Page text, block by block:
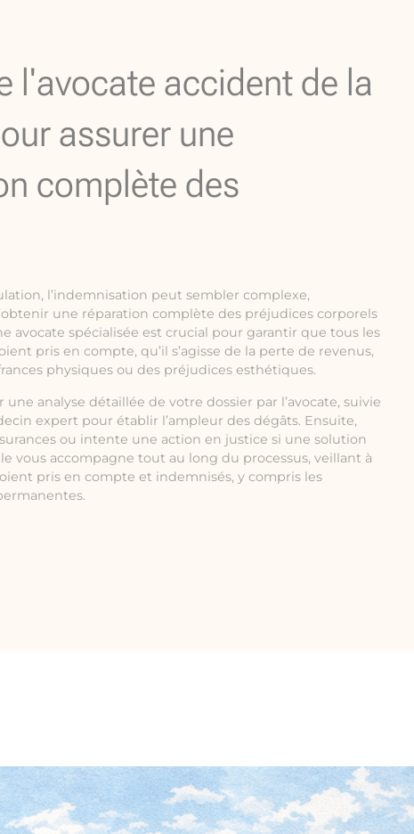
l'avocate accident de la
assurer une
complète des
l’indemnisation peut sembler complexe,
une réparation complète des préjudices corporels
avocate spécialisée est crucial pour garantir que tous les
pris en compte, qu’il s’agisse de la perte de revenus,
physiques ou des préjudices esthétiques.
analyse détaillée de votre dossier par l’avocate, suivie
expert pour établir l’ampleur des dégâts. Ensuite,
ou intente une action en justice si une solution
vous accompagne tout au long du processus, veillant à
pris en compte et indemnisés, y compris les